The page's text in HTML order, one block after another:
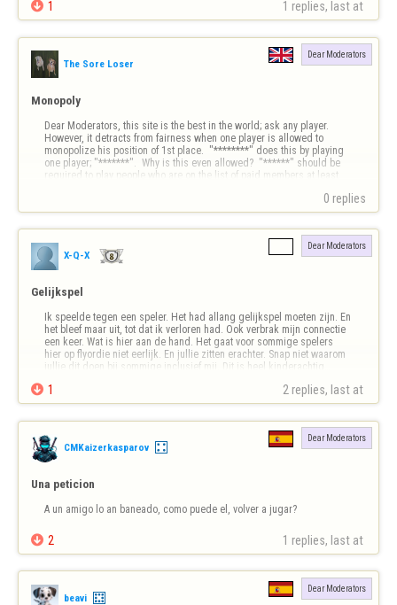
 1 1 replies, last at
The Sore Loser
Dear Moderators
Monopoly
Dear Moderators, this site is the best in the world; ask any player.
However, it detracts from fairness when one player is allowed to
monopolize his position of 1st place.  "********" does this by playing
one player; "*******".  Why is this even allowed?  "******" should be
required to play people who are on the list of paid members at least
0 replies
X-Q-X
Dear Moderators
Gelijkspel
Ik speelde tegen een speler. Het had allang gelijkspel moeten zijn. En
het bleef maar uit, tot dat ik verloren had. Ook verbrak mijn connectie
een keer. Wat is hier aan de hand. Het gaat voor sommige spelers
hier op flyordie niet eerlijk. En jullie zitten erachter. Snap niet waarom
jullie dit doen bij sommige inclusief mij. Dit is heel kinderachtig…
 1 2 replies, last at
CMKaizerkasparov
Dear Moderators
Una peticion
A un amigo lo an baneado, como puede el, volver a jugar?
 2 1 replies, last at
beavi
Dear Moderators